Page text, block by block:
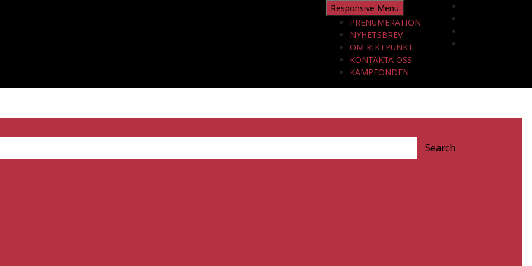
Responsive Menu
PRENUMERATION
NYHETSBREV
OM RIKTPUNKT
KONTAKTA OSS
KAMPFONDEN
Search